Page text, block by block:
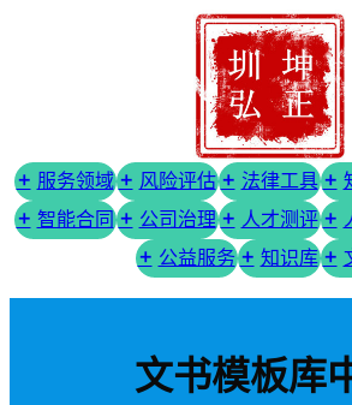
服务领域 风险评估 法律工具
智能合同
公司治理 人才测评
公益服务
知识库
文书模板库